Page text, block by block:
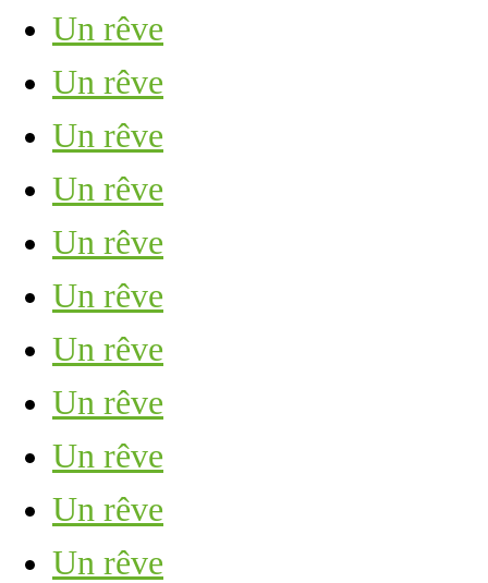
Un rêve
Un rêve
Un rêve
Un rêve
Un rêve
Un rêve
Un rêve
Un rêve
Un rêve
Un rêve
Un rêve